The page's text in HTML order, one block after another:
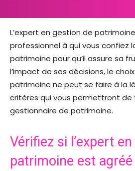
L’expert en gestion de
professionnel à qui vous confiez
patrimoine pour qu’il assure sa
l’impact de ses décisions, le
patrimoine ne peut se faire à la
critères qui vous permettront de
gestionnaire de patrimoine.
Vérifiez si l’expert
patrimoine est agréé